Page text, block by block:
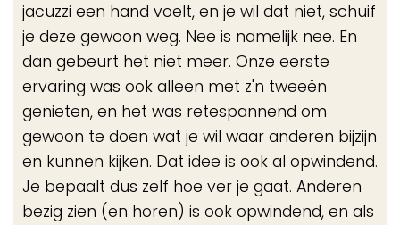
jacuzzi een hand voelt, en je wil dat niet, schuif
je deze gewoon weg. Nee is namelijk nee. En
dan gebeurt het niet meer. Onze eerste
ervaring was ook alleen met z'n tweeën
genieten, en het was retespannend om
gewoon te doen wat je wil waar anderen bijzijn
en kunnen kijken. Dat idee is ook al opwindend.
Je bepaalt dus zelf hoe ver je gaat. Anderen
bezig zien (en horen) is ook opwindend, en als